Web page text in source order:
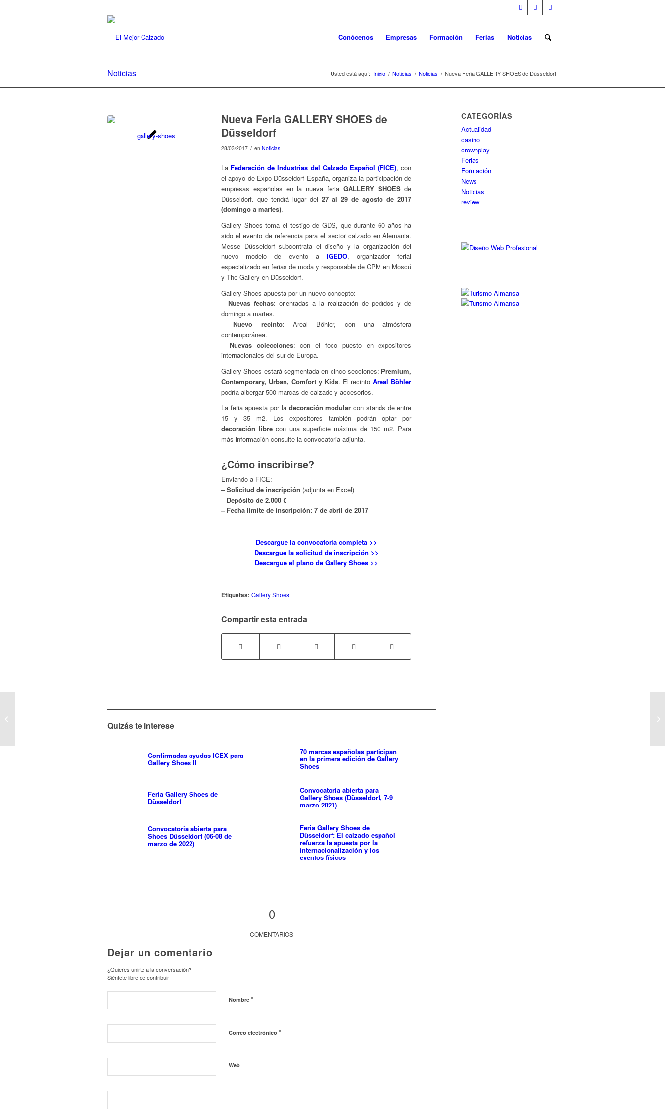
Conócenos Empresas Formación Ferias Noticias
Noticias Usted está aquí: Inicio / Noticias / Noticias / Nueva Feria GALLERY SHOES de Düsseldorf
Nueva Feria GALLERY SHOES de
Düsseldorf
28/03/2017 / en Noticias
La Federación de Industrias del Calzado Español (FICE), con
el apoyo de Expo-Düsseldorf España, organiza la participación de
empresas españolas en la nueva feria GALLERY SHOESde
Düsseldorf, que tendrá lugar del27 al 29 de agosto de 2017
(domingo a martes).
Gallery Shoes toma el testigo de GDS, que durante 60 años ha
sido el evento de referencia para el sector calzado en Alemania.
Messe Düsseldorf subcontrata el diseño y la organización del
nuevo modelo de evento a IGEDO, organizador ferial
especializado en ferias de moda y responsable de CPM en Moscú
y The Gallery en Düsseldorf.
Gallery Shoes apuesta por un nuevo concepto:
– Nuevas fechas: orientadas a la realización de pedidos y de
domingo a martes.
– Nuevo recinto: Areal Böhler, con una atmósfera
contemporánea.
– Nuevas colecciones: con el foco puesto en expositores
internacionales del sur de Europa.
Gallery Shoes estará segmentada en cinco secciones: Premium,
Contemporary, Urban, Comfort y Kids. El recintoAreal Böhler
podría albergar 500 marcas de calzado y accesorios.
La feria apuesta por la decoración modular con stands de entre
15 y 35 m2. Los expositores también podrán optar por
decoración librecon una superficie máxima de 150 m2. Para
más información consulte la convocatoria adjunta.
¿Cómo inscribirse?
Enviando a FICE:
–Solicitud de inscripción (adjunta en Excel)
– Depósito de 2.000 €
– Fecha límite de inscripción: 7 de abril de 2017
Descargue la convocatoria completa >>
Descargue la solicitud de inscripción >>
Descargue el plano de Gallery Shoes >>
Etiquetas: Gallery Shoes
Compartir esta entrada
Quizás te interese
Confirmadas ayudas ICEX para
Gallery Shoes II
70 marcas españolas participan
en la primera edición de Gallery
Shoes
Feria Gallery Shoes de
Düsseldorf
Convocatoria abierta para
Gallery Shoes (Düsseldorf, 7-9
marzo 2021)
Convocatoria abierta para
Shoes Düsseldorf (06-08 de
marzo de 2022)
Feria Gallery Shoes de
Düsseldorf: El calzado español
refuerza la apuesta por la
internacionalización y los
eventos físicos
0
COMENTARIOS
Dejar un comentario
¿Quieres unirte a la conversación?
Siéntete libre de contribuir!
Nombre *
Correo electrónico *
Web
CATEGORÍAS
Actualidad
casino
crownplay
Ferias
Formación
News
Noticias
review